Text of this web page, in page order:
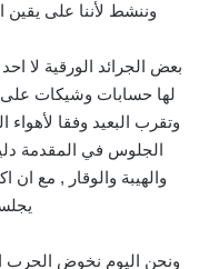
وننشط لأننا على يقين
بعض الجرائد الورقية لا
لها حسابات وشيكات على
وتقرب البعيد وفقا
الجلوس في المقدمة
والهيبة والوقار , مع
ونحن اليوم نخوض الحرب